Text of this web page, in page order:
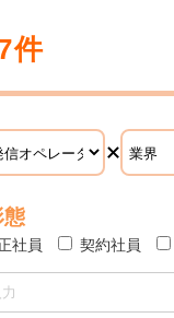
件
態
社員 契約社員